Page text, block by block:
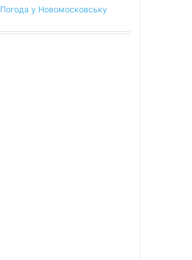
Погода у Новомосковську